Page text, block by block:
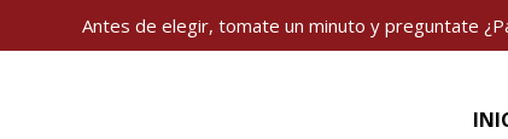
Antes de elegir, tomate un minuto y preguntate